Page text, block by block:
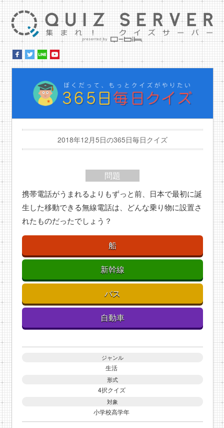
2018年12月5日の365日毎日クイズ
問題
携帯電話がうまれるよりもずっと前、日本で最初に誕
生した移動できる無線電話は、どんな乗り物に設置さ
れたものだったでしょう？
船
新幹線
バス
自動車
ジャンル
生活
形式
4択クイズ
対象
小学校高学年